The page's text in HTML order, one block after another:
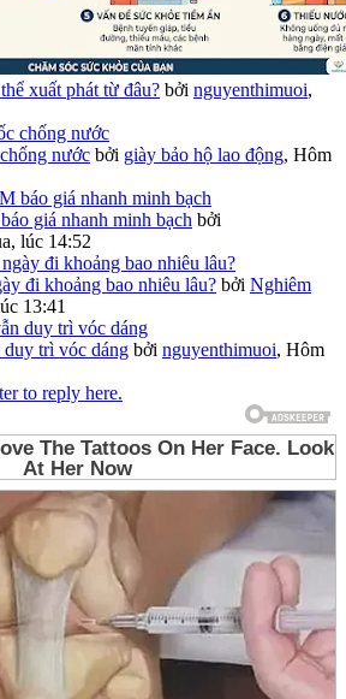
xuất phát từ đâu? bởi nguyenthimuoi,
nước bởi giày bảo hộ lao động, Hôm
giá nhanh minh bạch bởi
lúc 14:52
đi khoảng bao nhiêu lâu? bởi Nghiêm
13:41
duy trì vóc dáng bởi nguyenthimuoi, Hôm
to reply here.